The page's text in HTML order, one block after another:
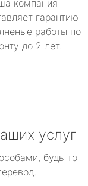
компания
гарантию
работы по
до 2 лет.
услуг
будь то